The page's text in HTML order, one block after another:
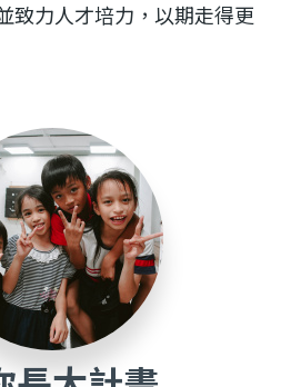
致力人才培力，以期走得更